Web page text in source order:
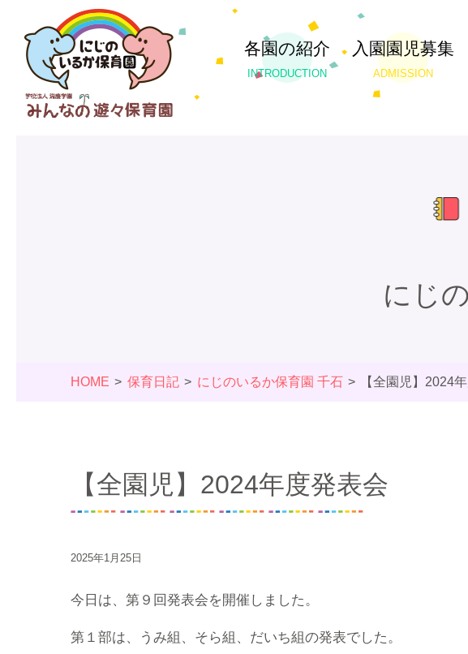
各園の紹介
INTRODUCTION
入園園児募集
ADMISSION
にじ
HOME 保育日記 にじのいるか保育園 千石 【全園児】2024
【全園児】2024年度発表会
2025年1月25日
今日は、第９回発表会を開催しました。
第１部は、うみ組、そら組、だいち組の発表でした。